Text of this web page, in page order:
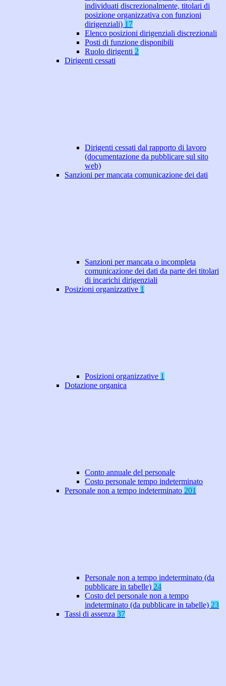
individuati discrezionalmente, titolari di
posizione organizzativa con funzioni
dirigenziali) 17
Elenco posizioni dirigenziali discrezionali
Posti di funzione disponibili
Ruolo dirigenti 2
Dirigenti cessati
Dirigenti cessati dal rapporto di lavoro
(documentazione da pubblicare sul sito
web)
Sanzioni per mancata comunicazione dei dati
Sanzioni per mancata o incompleta
comunicazione dei dati da parte dei titolari
di incarichi dirigenziali
Posizioni organizzative 1
Posizioni organizzative 1
Dotazione organica
Conto annuale del personale
Costo personale tempo indeterminato
Personale non a tempo indeterminato 201
Personale non a tempo indeterminato (da
pubblicare in tabelle) 24
Costo del personale non a tempo
indeterminato (da pubblicare in tabelle) 23
Tassi di assenza 37